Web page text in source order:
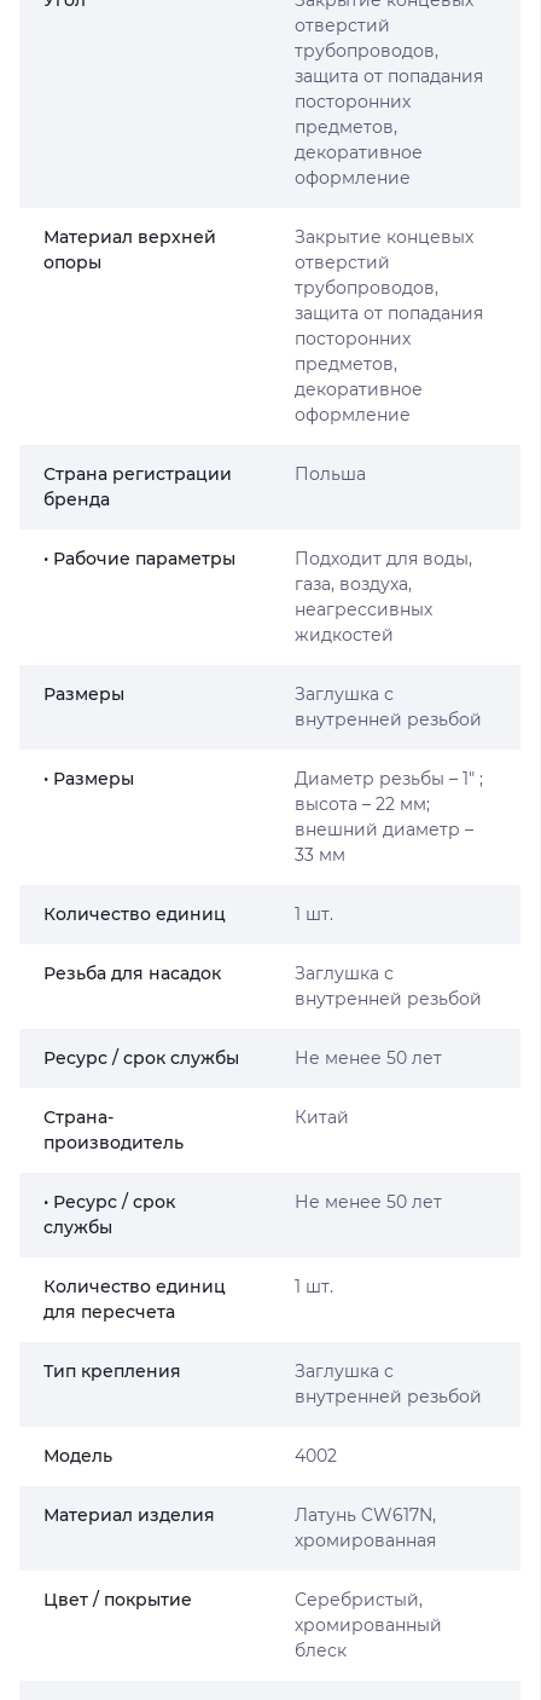
отверстий
трубопроводов,
защита от попадания
посторонних
предметов,
декоративное
оформление
Материал верхней
опоры
Закрытие концевых
отверстий
трубопроводов,
защита от попадания
посторонних
предметов,
декоративное
оформление
Страна регистрации
бренда
Польша
• Рабочие параметры
Подходит для воды,
газа, воздуха,
неагрессивных
жидкостей
Размеры
Заглушка с
внутренней резьбой
• Размеры
Диаметр резьбы – 1″ ;
высота – 22 мм;
внешний диаметр –
33 мм
Количество единиц 1 шт.
Резьба для насадок
Заглушка с
внутренней резьбой
Ресурс / срок службы Не менее 50 лет
Страна-
производитель
Китай
• Ресурс / срок
службы
Не менее 50 лет
Количество единиц
для пересчета
1 шт.
Тип крепления
Заглушка с
внутренней резьбой
Мoдель 4002
Материал изделия
Латунь CW617N,
хромированная
Цвет / покрытие
Серебристый,
хромированный
блеск